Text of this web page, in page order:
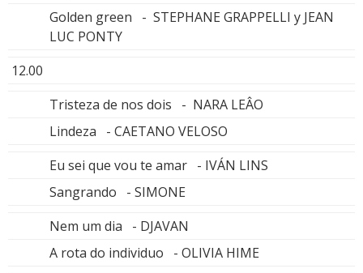
Golden green - STEPHANE GRAPPELLI y JEAN
LUC PONTY
12.00
Tristeza de nos dois - NARA LEÂO
Lindeza - CAETANO VELOSO
Eu sei que vou te amar - IVÁN LINS
Sangrando - SIMONE
Nem um dia - DJAVAN
A rota do individuo - OLIVIA HIME